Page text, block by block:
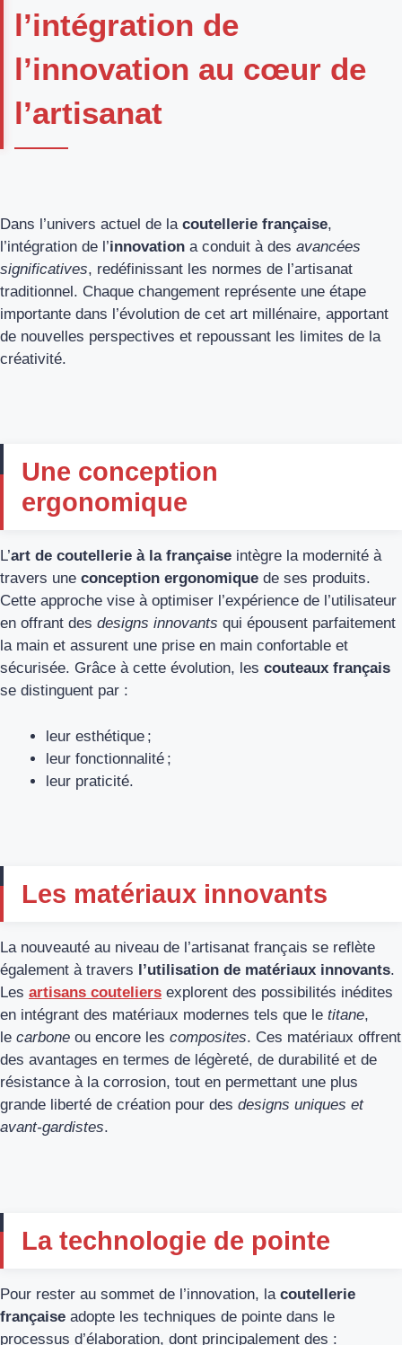
l’intégration de
l’innovation au cœur de
l’artisanat
Dans l’univers actuel de la coutellerie française,
l’intégration de l’innovation a conduit à des avancées
significatives, redéfinissant les normes de l’artisanat
traditionnel. Chaque changement représente une étape
importante dans l’évolution de cet art millénaire, apportant
de nouvelles perspectives et repoussant les limites de la
créativité.
Une conception
ergonomique
L’art de coutellerie à la française intègre la modernité à
travers une conception ergonomique de ses produits.
Cette approche vise à optimiser l’expérience de l’utilisateur
en offrant des designs innovants qui épousent parfaitement
la main et assurent une prise en main confortable et
sécurisée. Grâce à cette évolution, les couteaux français
se distinguent par :
leur esthétique ;
leur fonctionnalité ;
leur praticité.
Les matériaux innovants
La nouveauté au niveau de l’artisanat français se reflète
également à travers l’utilisation de matériaux innovants.
Les artisans couteliers explorent des possibilités inédites
en intégrant des matériaux modernes tels que le titane,
le carbone ou encore les composites. Ces matériaux offrent
des avantages en termes de légèreté, de durabilité et de
résistance à la corrosion, tout en permettant une plus
grande liberté de création pour des designs uniques et
avant-gardistes.
La technologie de pointe
Pour rester au sommet de l’innovation, la coutellerie
française adopte les techniques de pointe dans le
processus d’élaboration, dont principalement des :